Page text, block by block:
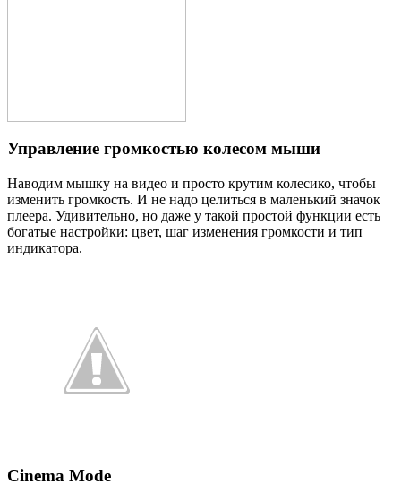
Управление громкостью колесом мыши
Наводим мышку на видео и просто крутим колесико, чтобы
изменить громкость. И не надо целиться в маленький значок
плеера. Удивительно, но даже у такой простой функции есть
богатые настройки: цвет, шаг изменения громкости и тип
индикатора.
Cinema Mode